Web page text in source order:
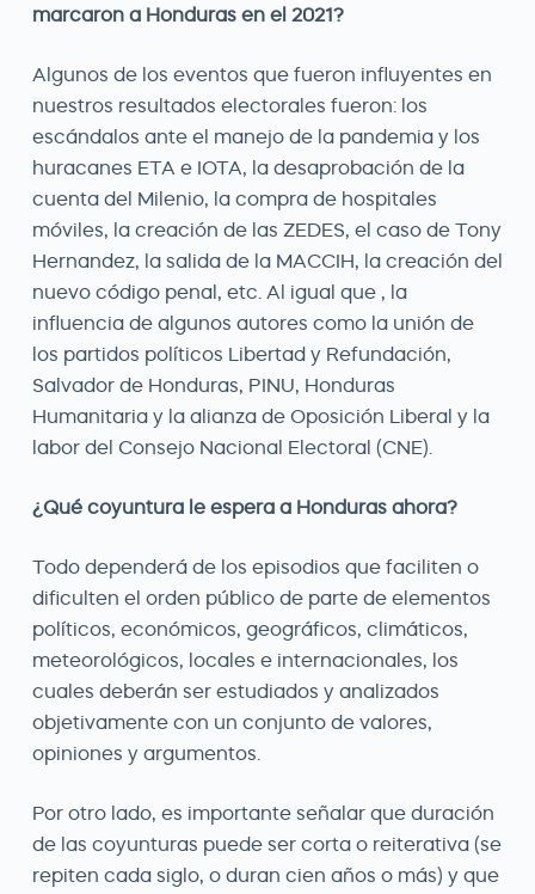
marcaron a Honduras en el 2021?
Algunos de los eventos que fueron influyentes en
nuestros resultados electorales fueron: los
escándalos ante el manejo de la pandemia y los
huracanes ETA e IOTA, la desaprobación de la
cuenta del Milenio, la compra de hospitales
móviles, la creación de las ZEDES, el caso de Tony
Hernandez, la salida de la MACCIH, la creación del
nuevo código penal, etc. Al igual que , la
influencia de algunos autores como la unión de
los partidos políticos Libertad y Refundación,
Salvador de Honduras, PINU, Honduras
Humanitaria y la alianza de Oposición Liberal y la
labor del Consejo Nacional Electoral (CNE).
¿Qué coyuntura le espera a Honduras ahora?
Todo dependerá de los episodios que faciliten o
dificulten el orden público de parte de elementos
políticos, económicos, geográficos, climáticos,
meteorológicos, locales e internacionales, los
cuales deberán ser estudiados y analizados
objetivamente con un conjunto de valores,
opiniones y argumentos.
Por otro lado, es importante señalar que duración
de las coyunturas puede ser corta o reiterativa (se
repiten cada siglo, o duran cien años o más) y que